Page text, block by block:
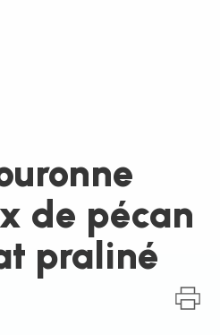
de pécan
praliné